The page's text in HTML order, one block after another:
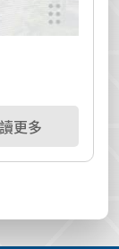
更多